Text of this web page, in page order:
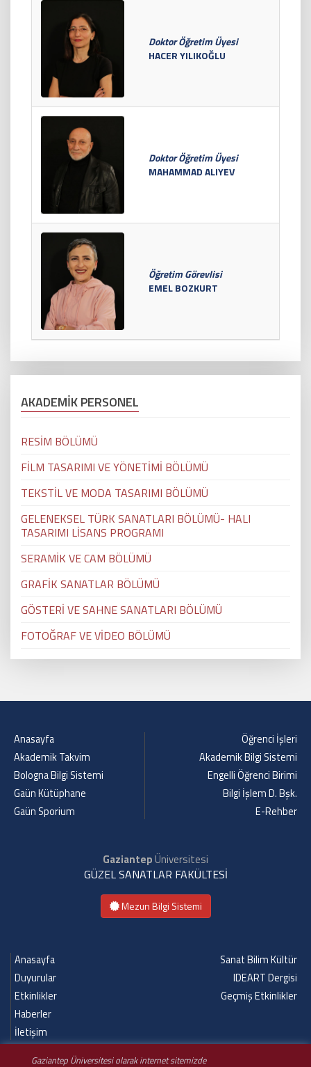
Gaziantep Üniversitesi olarak internet sitemizde
Doktor Öğretim Üyesi
HACER YILIKOĞLU
Doktor Öğretim Üyesi
MAHAMMAD ALIYEV
Öğretim Görevlisi
EMEL BOZKURT
AKADEMİK PERSONEL
RESİM BÖLÜMÜ
FİLM TASARIMI VE YÖNETİMİ BÖLÜMÜ
TEKSTİL VE MODA TASARIMI BÖLÜMÜ
GELENEKSEL TÜRK SANATLARI BÖLÜMÜ- HALI
TASARIMI LİSANS PROGRAMI
SERAMİK VE CAM BÖLÜMÜ
GRAFİK SANATLAR BÖLÜMÜ
GÖSTERİ VE SAHNE SANATLARI BÖLÜMÜ
FOTOĞRAF VE VİDEO BÖLÜMÜ
Anasayfa
Akademik Takvim
Bologna Bilgi Sistemi
Gaün Kütüphane
Gaün Sporium
Öğrenci İşleri
Akademik Bilgi Sistemi
Engelli Öğrenci Birimi
Bilgi İşlem D. Bşk.
E-Rehber
GaziantepÜniversitesi
GÜZEL SANATLAR FAKÜLTESİ
Mezun Bilgi Sistemi
Anasayfa
Duyurular
Etkinlikler
Haberler
İletişim
Sanat Bilim Kültür
IDEART Dergisi
Geçmiş Etkinlikler